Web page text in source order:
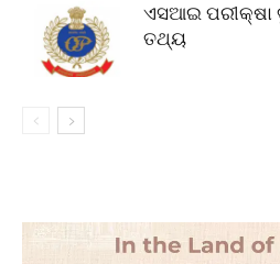
ଏସଆଇ ପରୀକ୍ଷା
ତଥ୍ୟ